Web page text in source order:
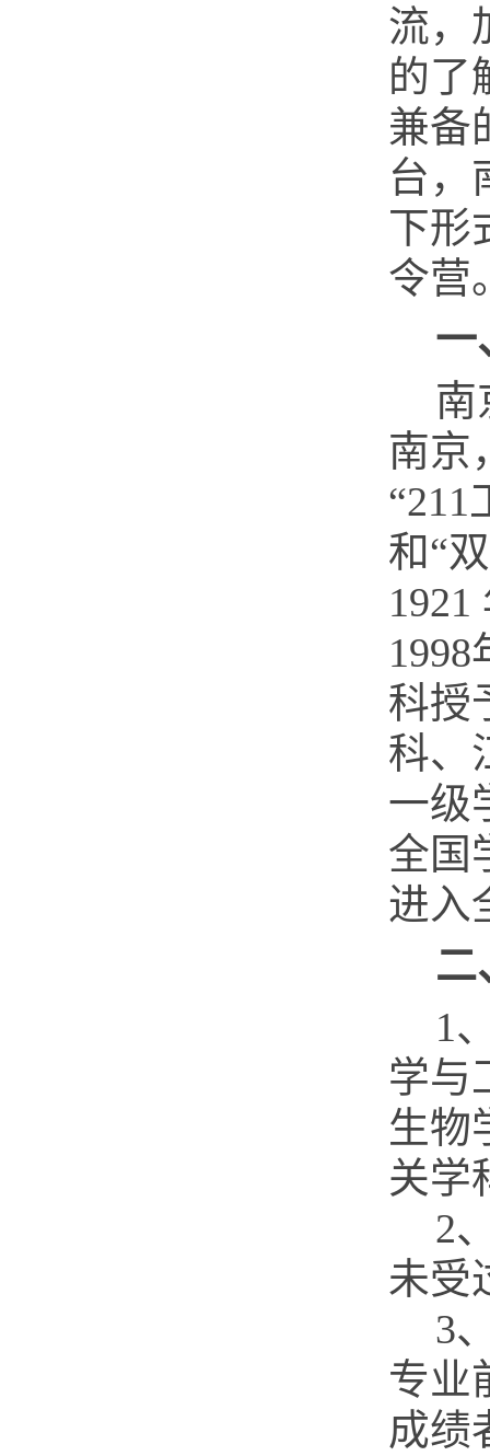
流，
的了
兼备
台，
下形
令营
一
南
南京
“211
和“
1921
1998
科授
科、
一级
全国
进入
二
1
学与
生物
关学
2
未受
3
专业
成绩